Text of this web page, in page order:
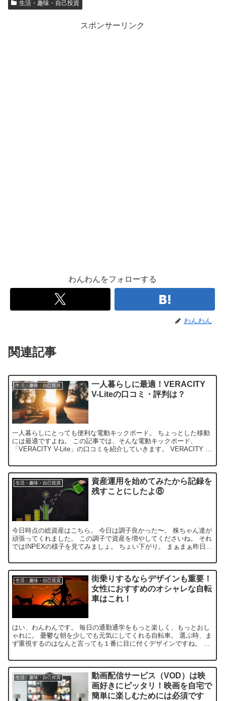
生活・趣味・自己投資
スポンサーリンク
わんわんをフォローする
わんわん
関連記事
生活・趣味・自己投資
一人暮らしに最適！VERACITY
V-Liteの口コミ・評判は？
一人暮らしにとっても便利な電動キックボード。 ちょっとした移動
には最適ですよね。 この記事では、そんな電動キックボード、
「VERACITY V-Lite」の口コミを紹介していきます。 VERACITY V-
生活・趣味・自己投資
資産運用を始めてみたから記録を
残すことにしたよ⑧
今日時点の総資産はこちら。 今日は調子良かった〜。 株ちゃん達が
頑張ってくれました。 この調子で資産を増やしてくださいね。 それ
ではINPEXの様子を見てみましょ。 ちょい下がり。 まぁまぁ昨日調
生活・趣味・自己投資
街乗りするならデザインも重要！
女性におすすめのオシャレな自転
車はこれ！
はい、わんわんです。 毎日の通勤通学をもっと楽しく、もっとおし
ゃれに。 憂鬱な朝を少しでも元気にしてくれる自転車。 選ぶ時、ま
ず重視するのはなんと言っても１番に目に付くデザインですね。 あ
生活・趣味・自己投資
動画配信サービス（VOD）は映
画好きにピッタリ！映画を自宅で
簡単に楽しむためには必須です